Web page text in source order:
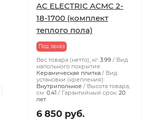
AC ELECTRIC ACMC 2-
18-1700 (комплект
теплого пола)
Под заказ
Вес товара (нетто), кг: 3.99
Вид
напольного покрытия:
Керамическая плитка
Вид
установки (крепления):
Внутрипольное
Высота товара,
см: 0.41 Гарантийный срок: 20
лет
6 850 руб.